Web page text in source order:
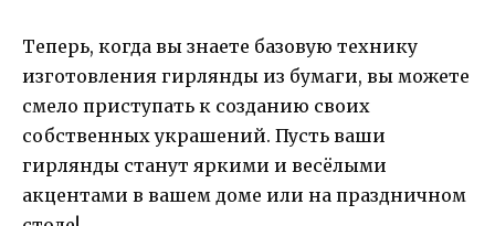
Теперь, когда вы знаете базовую технику
изготовления гирлянды из бумаги, вы можете
смело приступать к созданию своих
собственных украшений. Пусть ваши
гирлянды станут яркими и весёлыми
акцентами в вашем доме или на праздничном